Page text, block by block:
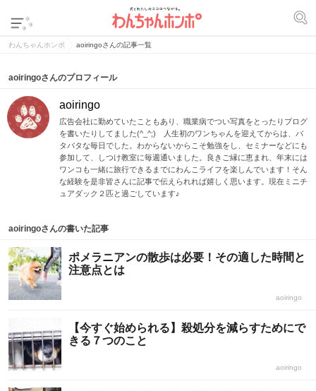
わんちゃんホンポ aoiringoさんの記事一覧
aoiringoさんのプロフィール
aoiringo
広告会社に勤めていたこともあり、職業病でつい写真をとったりブログ
を書いたりしてました(^_^;) 人生初のワンちゃんを迎えてからは、バ
タバタな毎日でした。わからないからこそ勉強をし、セミナーなどにも
参加して、しつけ教室に毎週通いました。良きご縁に恵まれ、年末には
ワンコも一緒に旅行できるまでにわんこライフを楽しんでいます！そん
な経験を是非皆さんに記事で伝えられれば嬉しく思います。現在ミニチ
ュアダック２匹と過ごしています♪
aoiringoさんの書いた記事
ポメラニアンの散歩は必要！その適した時間と
注意点とは
aoiringo
【今すぐ始められる】殺処分を減らすためにで
きる７つのこと
aoiringo